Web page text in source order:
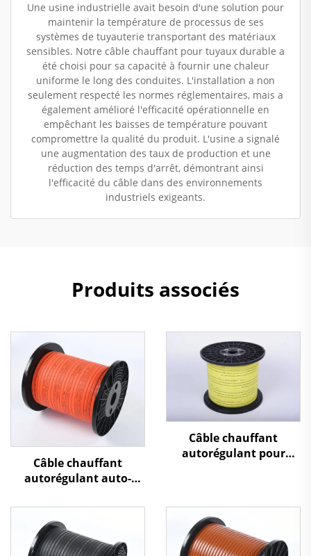
Une usine industrielle avait besoin d'une solution pour
maintenir la température de processus de ses
systèmes de tuyauterie transportant des matériaux
sensibles. Notre câble chauffant pour tuyaux durable a
été choisi pour sa capacité à fournir une chaleur
uniforme le long des conduites. L'installation a non
seulement respecté les normes réglementaires, mais a
également amélioré l'efficacité opérationnelle en
empêchant les baisses de température pouvant
compromettre la qualité du produit. L'usine a signalé
une augmentation des taux de production et une
réduction des temps d'arrêt, démontrant ainsi
l'efficacité du câble dans des environnements
industriels exigeants.
Produits associés
Câble chauffant
autorégulant auto-
gel pour tuyaux d'eau
Câble chauffant
autorégulant pour
chaude HWSR